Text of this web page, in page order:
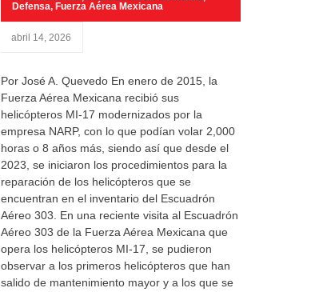
Defensa, Fuerza Aérea Mexicana
abril 14, 2026
Por José A. Quevedo En enero de 2015, la
Fuerza Aérea Mexicana recibió sus
helicópteros MI-17 modernizados por la
empresa NARP, con lo que podían volar 2,000
horas o 8 años más, siendo así que desde el
2023, se iniciaron los procedimientos para la
reparación de los helicópteros que se
encuentran en el inventario del Escuadrón
Aéreo 303. En una reciente visita al Escuadrón
Aéreo 303 de la Fuerza Aérea Mexicana que
opera los helicópteros MI-17, se pudieron
observar a los primeros helicópteros que han
salido de mantenimiento mayor y a los que se